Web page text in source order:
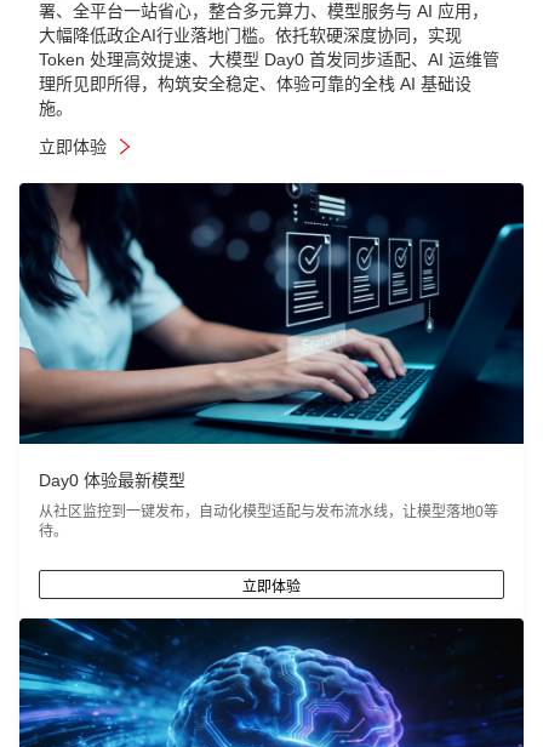
署、全平台一站省心，整合多元算力、模型服务与 AI 应用，
大幅降低政企AI行业落地门槛。依托软硬深度协同，实现
Token 处理高效提速、大模型 Day0 首发同步适配、AI 运维管
理所见即所得，构筑安全稳定、体验可靠的全栈 AI 基础设
施。
立即体验
Day0 体验最新模型
从社区监控到一键发布，自动化模型适配与发布流水线，让模型落地0等
待。
立即体验